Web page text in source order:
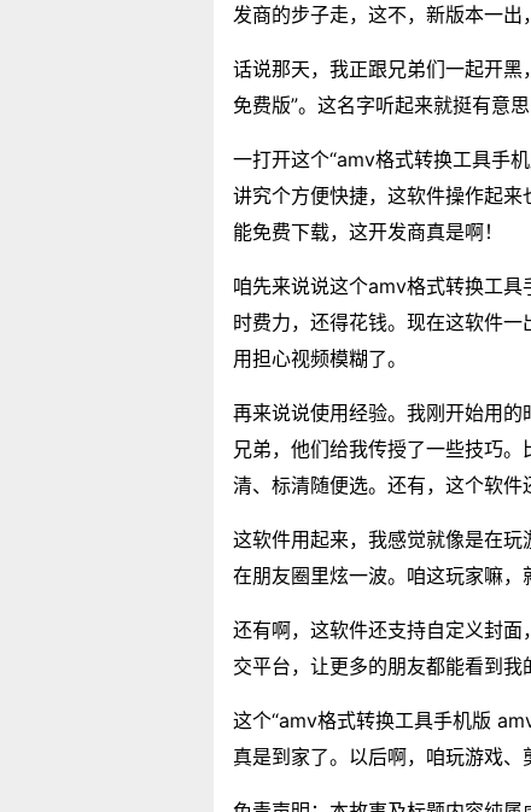
发商的步子走，这不，新版本一出
话说那天，我正跟兄弟们一起开
免费版”。这名字听起来就挺有意
一打开这个“amv格式转换工具手
讲究个方便快捷，这软件操作起
能免费下载，这开发商真是啊！
咱先来说说这个amv格式转换工
时费力，还得花钱。现在这软件
用担心视频模糊了。
再来说说使用经验。我刚开始用
兄弟，他们给我传授了一些技巧
清、标清随便选。还有，这个软件
这软件用起来，我感觉就像是在
在朋友圈里炫一波。咱这玩家嘛，
还有啊，这软件还支持自定义封
交平台，让更多的朋友都能看到我
这个“amv格式转换工具手机版
真是到家了。以后啊，咱玩游戏、